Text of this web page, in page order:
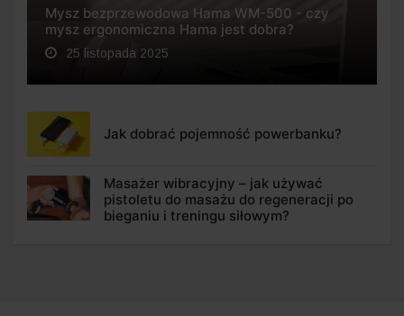
Mysz bezprzewodowa Hama WM-500 - czy
mysz ergonomiczna Hama jest dobra?
25 listopada 2025
Jak dobrać pojemność powerbanku?
Masażer wibracyjny – jak używać
pistoletu do masażu do regeneracji po
bieganiu i treningu siłowym?